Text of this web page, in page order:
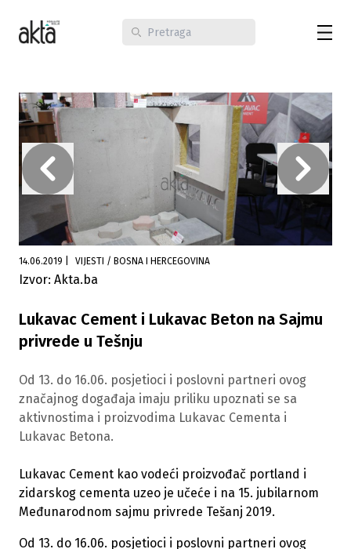
14.06.2019 VIJESTI / BOSNA I HERCEGOVINA
Izvor: Akta.ba
Lukavac Cement i Lukavac Beton na Sajmu
privrede u Tešnju
Od 13. do 16.06. posjetioci i poslovni partneri ovog
značajnog događaja imaju priliku upoznati se sa
aktivnostima i proizvodima Lukavac Cementa i
Lukavac Betona.
Lukavac Cement kao vodeći proizvođač portland i
zidarskog cementa uzeo je učeće i na 15. jubilarnom
Međunarodnom sajmu privrede Tešanj 2019.
Od 13. do 16.06. posjetioci i poslovni partneri ovog